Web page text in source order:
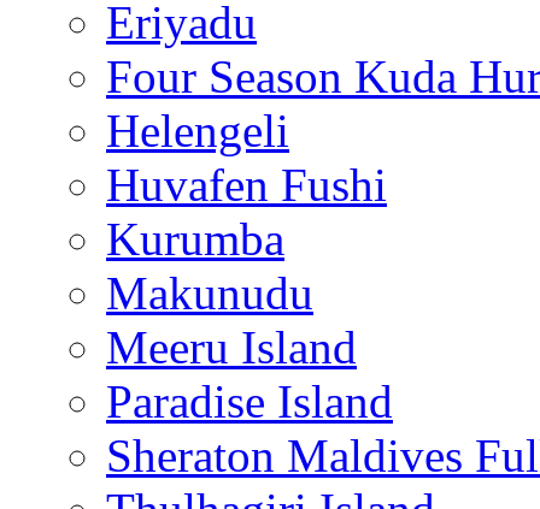
Eriyadu
Four Season Kuda
Helengeli
Huvafen Fushi
Kurumba
Makunudu
Meeru Island
Paradise Island
Sheraton Maldives